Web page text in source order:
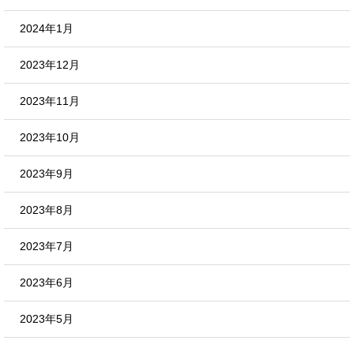
2024年1月
2023年12月
2023年11月
2023年10月
2023年9月
2023年8月
2023年7月
2023年6月
2023年5月